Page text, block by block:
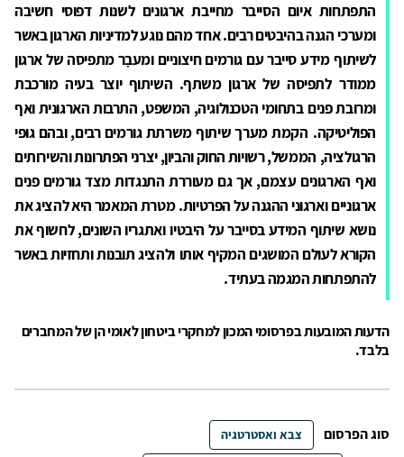
התפתחות איום הסייבר מחייבת ארגונים לשנות דפוסי חשיבה
ומערכי הגנה בהיבטים רבים. אחד מהם נוגע למדיניות הארגון באשר
לשיתוף מידע סייבר עם גורמים חיצוניים ומעבָר מתפיסה של ארגון
ממודר לתפיסה של ארגון משתף. השיתוף יוצר בעיה מורכבת
ומרובת פנים בתחומי הטכנולוגיה, המשפט, התרבות הארגונית ואף
הפוליטיקה. הקמת מערך שיתוף משרתת גורמים רבים, ובהם גופי
הרגולציה, הממשל, רשויות החוק והביון, יצרני הפתרונות והשירותים
ואף הארגונים עצמם, אך גם מעוררת התנגדות מצד גורמים פנים
ארגוניים וארגוני ההגנה על הפרטיות. מטרת המאמר היא להציג את
נושא שיתוף המידע בסייבר על היבטיו ואתגריו השונים, לחשוף את
הקורא לעולם המושגים המקיף אותו ולהציג תובנות ותחזיות באשר
להתפתחות המגמה בעתיד.
הדעות המובעות בפרסומי המכון למחקרי ביטחון לאומי הן של המחברים
בלבד.
סוג הפרסום צבא ואסטרטגיה